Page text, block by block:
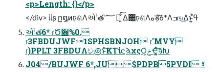
<p>Length: {}</p>
</div> ίίʂ ը໘ͷঢ়ଶΛએݴతʹ؅ཧ͍ͨ͠ ͋Δ΂͖ঢ়ଶΛهड़ͯ͠6*Λߏங͢Δͱ͍͏ߟ͑ํ
એݴత6* ɾԾ૝%0.
ɾ3FBDUJWF1SPHSBNJOH ɾ'MVY
ɾ)PPLT 3FBDUΛච಄ͱͨ͠KTίϛϡχςΟ͕ݗҾ͍ͯͨ͠จԽ
J04/BUJWF 6*,JU$PDPB5PVDI ˠ